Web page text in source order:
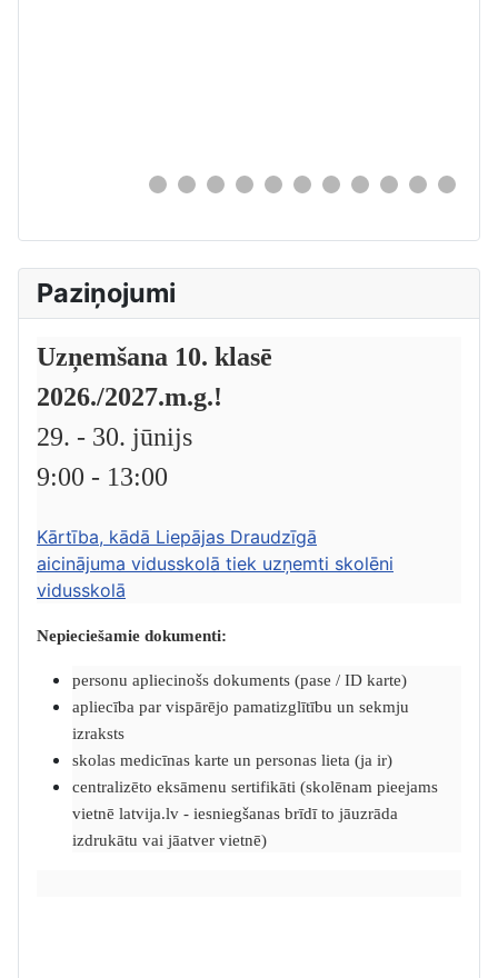
Paziņojumi
Uzņemšana 10. klasē
2026./2027.m.g.!
29. - 30. jūnijs
9:00 - 13:00
Kārtība, kādā Liepājas Draudzīgā
aicinājuma vidusskolā tiek uzņemti skolēni
vidusskolā
Nepieciešamie dokumenti:
personu apliecinošs dokuments (pase / ID karte)
apliecība par vispārējo pamatizglītību un sekmju
izraksts
skolas medicīnas karte un personas lieta (ja ir)
centralizēto eksāmenu sertifikāti (skolēnam pieejams
vietnē latvija.lv - iesniegšanas brīdī to jāuzrāda
izdrukātu vai jāatver vietnē)